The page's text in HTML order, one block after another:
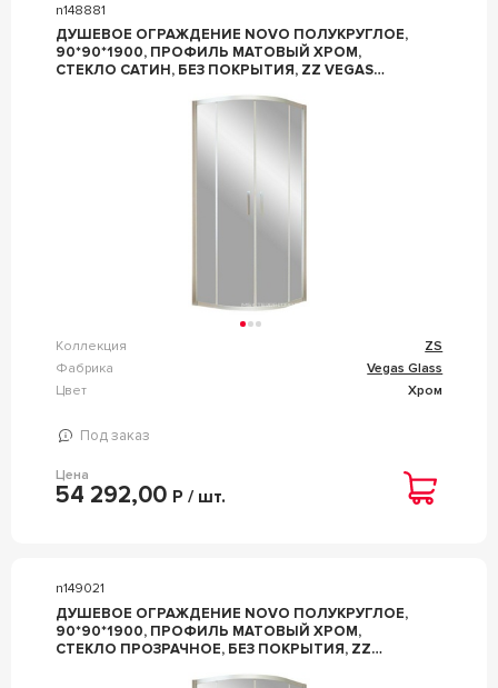
n148881
ДУШЕВОЕ ОГРАЖДЕНИЕ NOVO ПОЛУКРУГЛОЕ,
90*90*1900, ПРОФИЛЬ МАТОВЫЙ ХРОМ,
СТЕКЛО САТИН, БЕЗ ПОКРЫТИЯ, ZZ VEGAS
Коллекция
ZS
Фабрика
Vegas Glass
Цвет
Хром
Под заказ
Цена
54 292,00 Р / шт.
n149021
ДУШЕВОЕ ОГРАЖДЕНИЕ NOVO ПОЛУКРУГЛОЕ,
90*90*1900, ПРОФИЛЬ МАТОВЫЙ ХРОМ,
СТЕКЛО ПРОЗРАЧНОЕ, БЕЗ ПОКРЫТИЯ, ZZ